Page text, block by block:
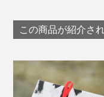
PCケース（14イン
チ）」
この商品が紹介さ